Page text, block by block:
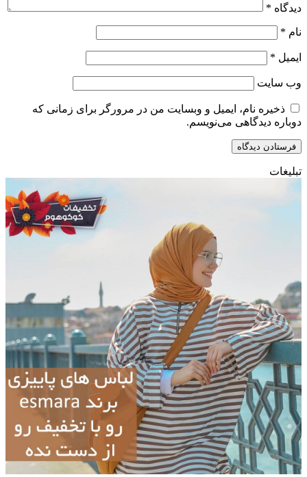
دیدگاه *
نام *
ایمیل *
وب‌ سایت
ذخیره نام، ایمیل و وبسایت من در مرورگر برای زمانی که
دوباره دیدگاهی می‌نویسم.
تبلیغات